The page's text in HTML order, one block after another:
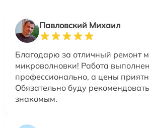
Павловский Михаил
Благодарю за отличный ремонт
микроволновки! Работа
профессионально, а цены
Обязательно буду
знакомым.